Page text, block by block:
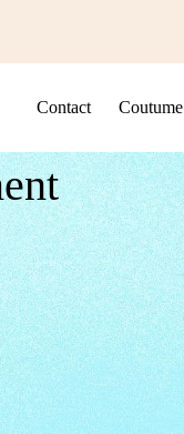
Contact Coutume